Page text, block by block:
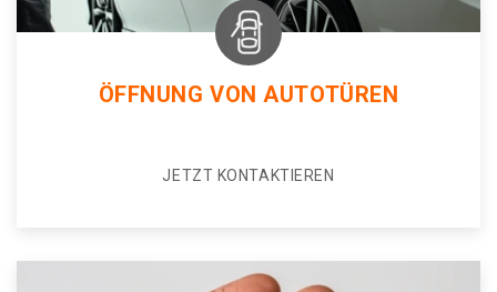
ÖFFNUNG VON AUTOTÜREN
JETZT KONTAKTIEREN